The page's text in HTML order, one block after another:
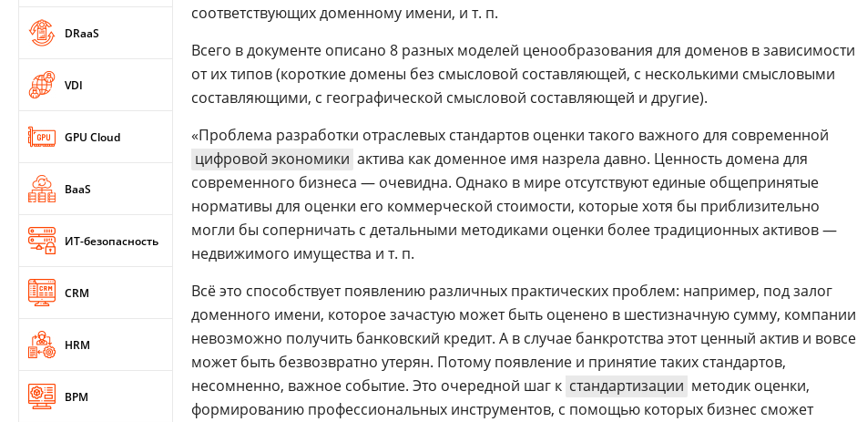
DRaaS
VDI
GPU Cloud
BaaS
ИТ-безопасность
CRM
HRM
BPM
соответствующих доменному имени, и т. п.
Всего в документе описано 8 разных моделей ценообразования для доменов в зависимости
от их типов (короткие домены без смысловой составляющей, с несколькими смысловыми
составляющими, с географической смысловой составляющей и другие).
«Проблема разработки отраслевых стандартов оценки такого важного для современной
цифровой экономики актива как доменное имя назрела давно. Ценность домена для
современного бизнеса — очевидна. Однако в мире отсутствуют единые общепринятые
нормативы для оценки его коммерческой стоимости, которые хотя бы приблизительно
могли бы соперничать с детальными методиками оценки более традиционных активов —
недвижимого имущества и т. п.
Всё это способствует появлению различных практических проблем: например, под залог
доменного имени, которое зачастую может быть оценено в шестизначную сумму, компании
невозможно получить банковский кредит. А в случае банкротства этот ценный актив и вовсе
может быть безвозвратно утерян. Потому появление и принятие таких стандартов,
несомненно, важное событие. Это очередной шаг к стандартизации методик оценки,
формированию профессиональных инструментов, с помощью которых бизнес сможет